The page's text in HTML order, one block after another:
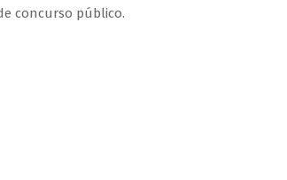
concurso público.